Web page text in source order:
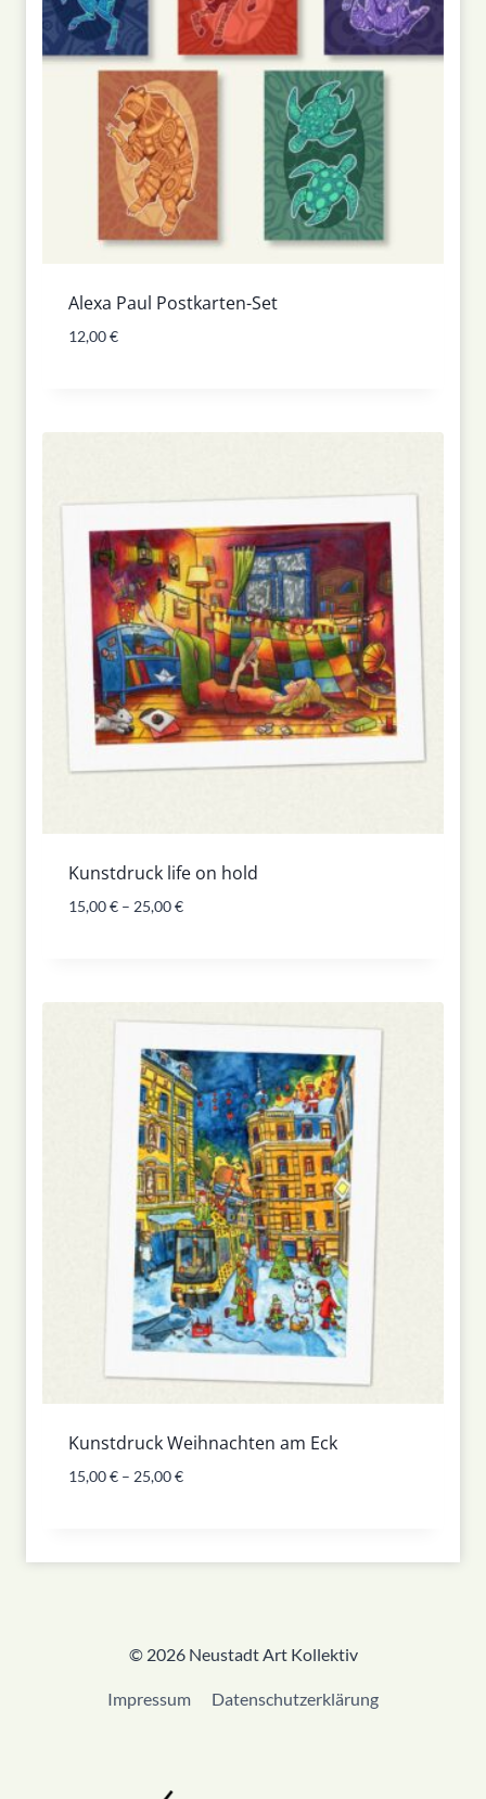
Alexa Paul Postkarten-Set
12,00€
Kunstdruck life on hold
15,00€ – 25,00€
Kunstdruck Weihnachten am Eck
15,00€ – 25,00€
© 2026 Neustadt Art Kollektiv
Impressum Datenschutzerklärung